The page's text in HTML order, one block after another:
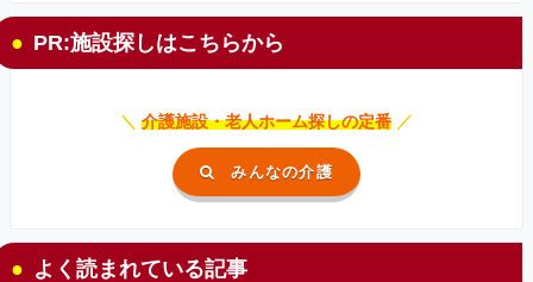
PR:施設探しはこちらから
＼ 介護施設・老人ホーム探しの定番 ／
みんなの介護
よく読まれている記事